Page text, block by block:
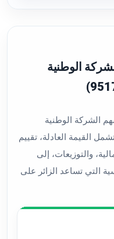
الوطنية
الشركة الوطنية
الكيماوية (9517)، وتشمل القيمة العادلة، تقييم
والتوزيعات، إلى
التي تساعد الزائر على